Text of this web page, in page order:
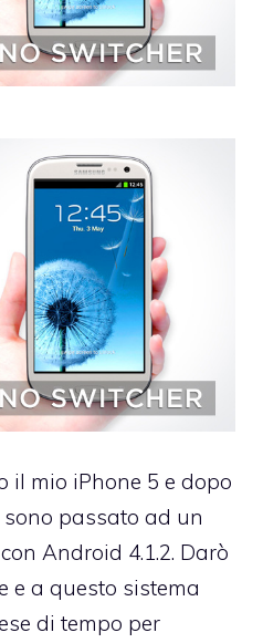
il mio iPhone 5 e dopo
passato ad un
Android 4.1.2. Darò
e a questo sistema
di tempo per